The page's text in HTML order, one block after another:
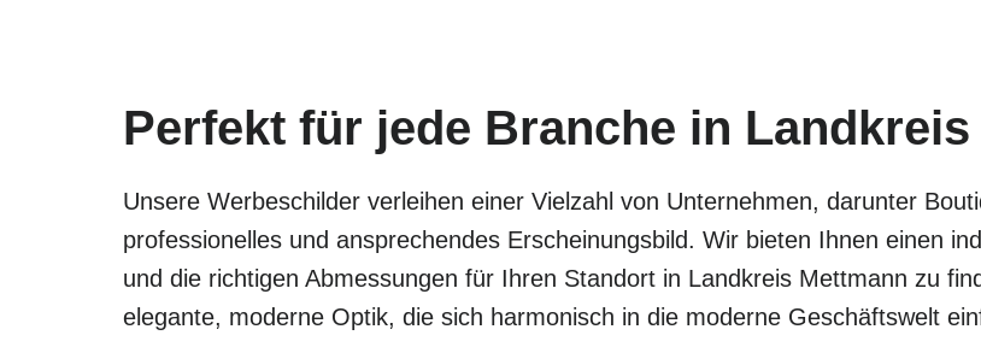
Perfekt für jede Branche in Landkreis
Unsere Werbeschilder verleihen einer Vielzahl von Unternehmen, darunter
professionelles und ansprechendes Erscheinungsbild. Wir bieten Ihnen einen
und die richtigen Abmessungen für Ihren Standort in Landkreis Mettmann zu
elegante, moderne Optik, die sich harmonisch in die moderne Geschäftswelt